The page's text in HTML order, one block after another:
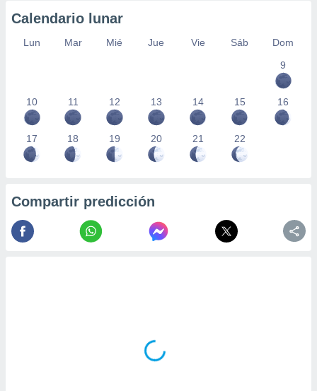
Calendario lunar
Lun Mar Mié Jue Vie Sáb
Dom
9
10 11 12 13 14 15 16
17 18 19 20 21 22
Compartir predicción